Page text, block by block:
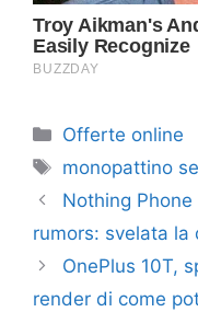
Categorie
Offerte online
Tag
monopattino
Nothing
rumors: svelata la
OnePlus 10T,
render di come